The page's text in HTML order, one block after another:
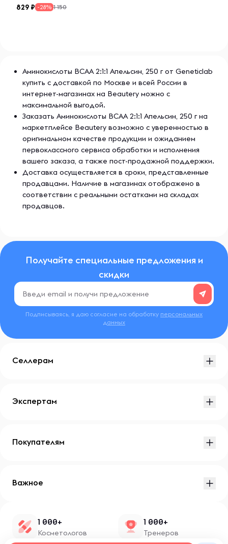
829 -28% 1 150
Аминокислоты BCAA 2:1:1 Апельсин, 250 г от Geneticlab
купить с доставкой по Москве и всей России в
интернет-магазинах на Beautery можно с
максимальной выгодой.
Заказать Аминокислоты BCAA 2:1:1 Апельсин, 250 г на
маркетплейсе Beautery возможно с уверенностью в
оригинальном качестве продукции и ожиданием
первоклассного сервиса обработки и исполнения
вашего заказа, а также пост-продажной поддержки.
Доставка осуществляется в сроки, представленные
продавцами. Наличие в магазинах отображено в
соответствии с реальными остатками на складах
продавцов.
Получайте специальные предложения и
скидки
Подписываясь, я даю согласие на обработку персональных
данных
Селлерам
Экспертам
Покупателям
Важное
1 000+
Косметологов
1 000+
Тренеров